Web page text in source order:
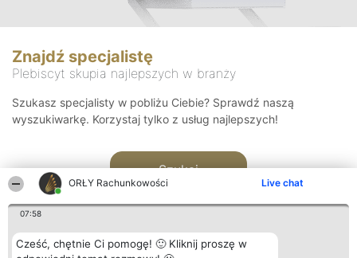
ORŁY Rachunkowości Live chat
07:58
Cześć, chętnie Ci pomogę! 🙂 Kliknij proszę w
Znajdź specjalistę
Plebiscyt skupia najlepszych w branży
Szukasz specjalisty w pobliżu Ciebie? Sprawdź naszą
wyszukiwarkę. Korzystaj tylko z usług najlepszych!
Szukaj